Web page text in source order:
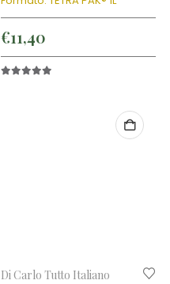
€11,40
Di Carlo Tutto Italiano